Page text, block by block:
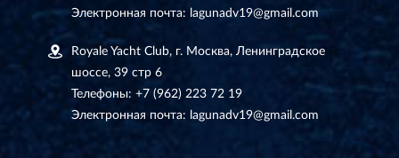
Электронная почта: lagunadv19@gmail.com
Royale Yacht Club, г. Москва, Ленинградское
шоссе, 39 стр 6
Телефоны: +7 (962) 223 72 19
Электронная почта: lagunadv19@gmail.com